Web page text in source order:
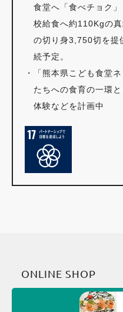
食堂へ「食べチョク
校給食へ約110Kgの
の切り身3,750切を提
続予定。
・
「熊本県こども食堂
たちへの食育の一環
体験などを計画中
ONLINE SHOP